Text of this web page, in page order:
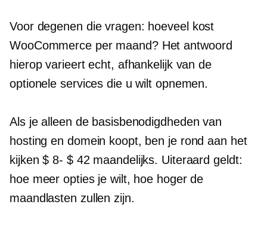
Voor degenen die vragen: hoeveel kost
WooCommerce per maand? Het antwoord
hierop varieert echt, afhankelijk van de
optionele services die u wilt opnemen.
Als je alleen de basisbenodigdheden van
hosting en domein koopt, ben je rond aan het
kijken$ 8- $ 42 maandelijks. Uiteraard geldt:
hoe meer opties je wilt, hoe hoger de
maandlasten zullen zijn.